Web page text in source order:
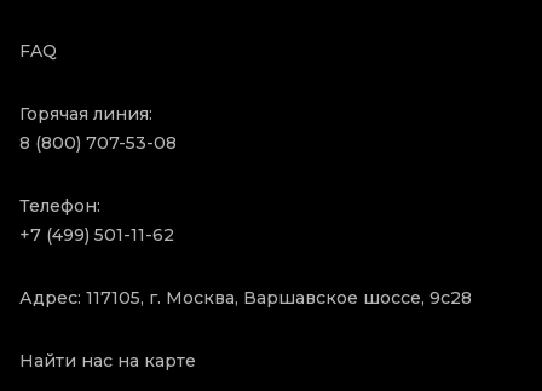
FAQ
Горячая линия:
8 (800) 707-53-08
Телефон:
+7 (499) 501-11-62
Адрес: 117105, г. Москва, Варшавское шоссе, 9с28
Найти нас на карте